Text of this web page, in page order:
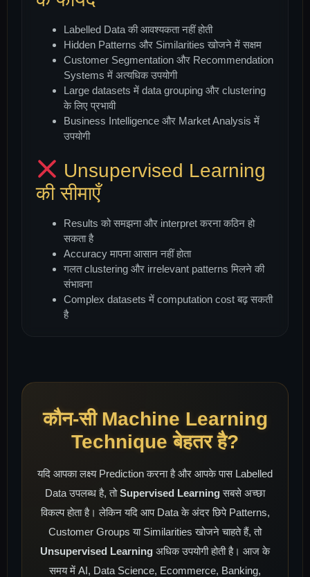
Labelled Data की आवश्यकता नहीं होती
Hidden Patterns और Similarities खोजने में सक्षम
Customer Segmentation और Recommendation
Systems में अत्यधिक उपयोगी
Large datasets में data grouping और clustering
के लिए प्रभावी
Business Intelligence और Market Analysis में
उपयोगी
Unsupervised Learning
की सीमाएँ
Results को समझना और interpret करना कठिन हो
सकता है
Accuracy मापना आसान नहीं होता
गलत clustering और irrelevant patterns मिलने की
संभावना
Complex datasets में computation cost बढ़ सकती
है
कौन-सी Machine Learning
Technique बेहतर है?
यदि आपका लक्ष्य Prediction करना है और आपके पास Labelled
Data उपलब्ध है, तोSupervised Learningसबसे अच्छा
विकल्प होता है। लेकिन यदि आप Data के अंदर छिपे Patterns,
Customer Groups या Similarities खोजने चाहते हैं, तो
Unsupervised Learning अधिक उपयोगी होती है। आज के
समय में AI, Data Science, Ecommerce, Banking,